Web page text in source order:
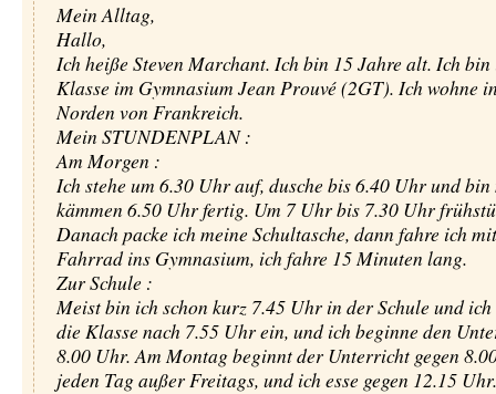
Mein Alltag,
Hallo,
Ich heiße Steven Marchant. Ich bin 15 Jahre alt. Ich
Klasse im Gymnasium Jean Prouvé (2GT). Ich wohne
Norden von Frankreich.
Mein STUNDENPLAN :
Am Morgen :
Ich stehe um 6.30 Uhr auf, dusche bis 6.40 Uhr und bin
kämmen 6.50 Uhr fertig. Um 7 Uhr bis 7.30 Uhr
Danach packe ich meine Schultasche, dann fahre ich
Fahrrad ins Gymnasium, ich fahre 15 Minuten lang.
Zur Schule :
Meist bin ich schon kurz 7.45 Uhr in der Schule und
die Klasse nach 7.55 Uhr ein, und ich beginne den
8.00 Uhr. Am Montag beginnt der Unterricht gegen
jeden Tag außer Freitags, und ich esse gegen 12.15